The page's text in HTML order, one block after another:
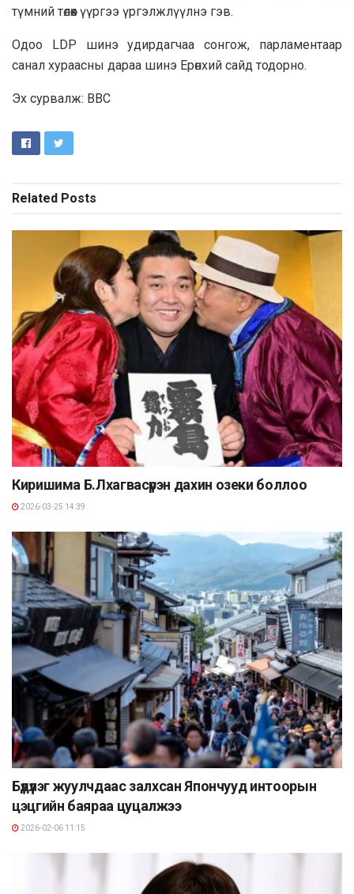
түмний төлөөх үүргээ үргэлжлүүлнэ гэв.
Одоо LDP шинэ удирдагчаа сонгож, парламентаар
санал хураасны дараа шинэ Ерөнхий сайд тодорно.
Эх сурвалж: ВВС
Related Posts
Киришима Б.Лхагвасүрэн дахин озеки боллоо
2026-03-25 14:39
Бүдүүлэг жуулчдаас залхсан Япончууд интоорын
цэцгийн баяраа цуцалжээ
2026-02-06 11:15